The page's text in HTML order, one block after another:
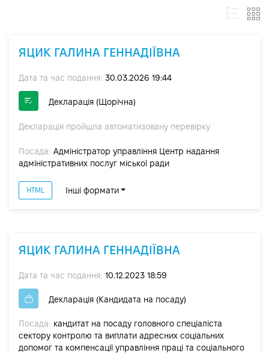
ЯЦИК ГАЛИНА ГЕННАДІЇВНА
Дата та час подання: 30.03.2026 19:44
Декларація (Щорічна)
Декларація пройшла автоматизовану перевірку
Посада: Адміністратор управління Центр надання
адміністративних послуг міської ради
HTML Інші формати
ЯЦИК ГАЛИНА ГЕННАДІЇВНА
Дата та час подання: 10.12.2023 18:59
Декларація (Кандидата на посаду)
Посада: кандитат на посаду головного спеціаліста
сектору контролю та виплати адресних соціальних
допомог та компенсації управління праці та соціального